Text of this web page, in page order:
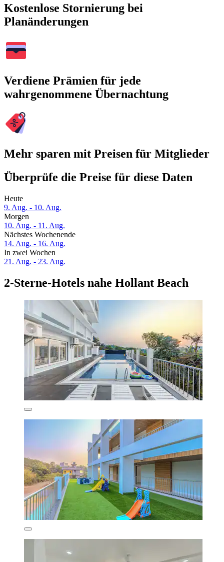
Kostenlose Stornierung bei
Planänderungen
Verdiene Prämien für jede
wahrgenommene Übernachtung
Mehr sparen mit Preisen für Mitglieder
Überprüfe die Preise für diese Daten
Heute
9. Aug. - 10. Aug.
Morgen
10. Aug. - 11. Aug.
Nächstes Wochenende
14. Aug. - 16. Aug.
In zwei Wochen
21. Aug. - 23. Aug.
2-Sterne-Hotels nahe Hollant Beach